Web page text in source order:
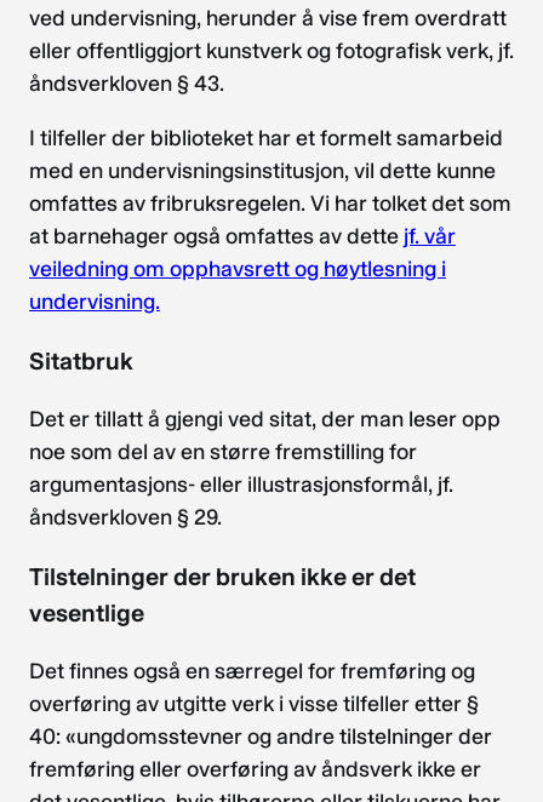
ved undervisning, herunder å vise frem overdratt
eller offentliggjort kunstverk og fotografisk verk, jf.
åndsverkloven § 43.
I tilfeller der biblioteket har et formelt samarbeid
med en undervisningsinstitusjon, vil dette kunne
omfattes av fribruksregelen. Vi har tolket det som
at barnehager også omfattes av dette jf. vår
veiledning om opphavsrett og høytlesning i
undervisning.
Sitatbruk
Det er tillatt å gjengi ved sitat, der man leser opp
noe som del av en større fremstilling for
argumentasjons- eller illustrasjonsformål, jf.
åndsverkloven § 29.
Tilstelninger der bruken ikke er det
vesentlige
Det finnes også en særregel for fremføring og
overføring av utgitte verk i visse tilfeller etter §
40: «ungdomsstevner og andre tilstelninger der
fremføring eller overføring av åndsverk ikke er